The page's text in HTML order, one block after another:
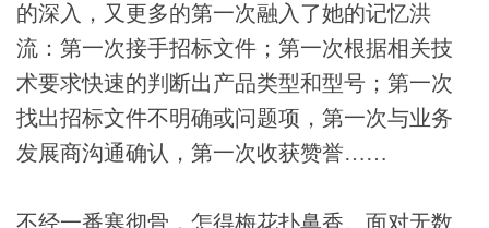
的深入，又更多的第一次融入了她的记忆洪
流：第一次接手招标文件；第一次根据相关技
术要求快速的判断出产品类型和型号；第一次
找出招标文件不明确或问题项，第一次与业务
发展商沟通确认，第一次收获赞誉……
不经一番寒彻骨，怎得梅花扑鼻香。面对无数